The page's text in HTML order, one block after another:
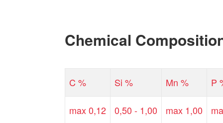
Chemical
C % Si % Mn % P
max 0,12 0,50 - 1,00 max 1,00